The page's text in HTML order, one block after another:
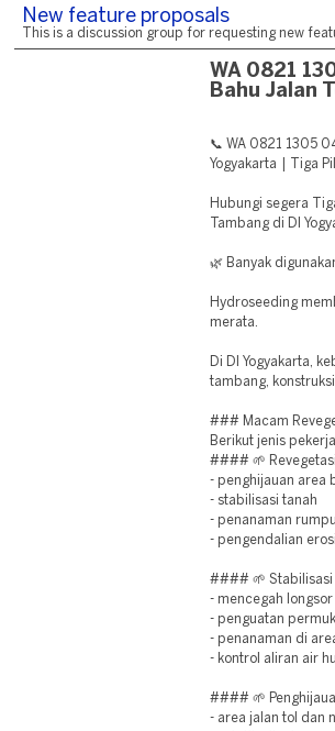
New feature proposals
This is a discussion group for requesting new
WA 0821
Bahu Jalan
📞 WA 0821 1305
Yogyakarta | Tiga
Hubungi segera
Tambang di DI
🌿 Banyak
Hydroseeding
merata.
Di DI Yogyakarta,
tambang,
### Macam
Berikut jenis
#### 🌱
- penghijauan area
- stabilisasi tanah
- penanaman
- pengendalian erosi
#### 🌱 Stabilisasi
- mencegah longsor
- penguatan
- penanaman di
- kontrol aliran air
#### 🌱
- area jalan tol dan